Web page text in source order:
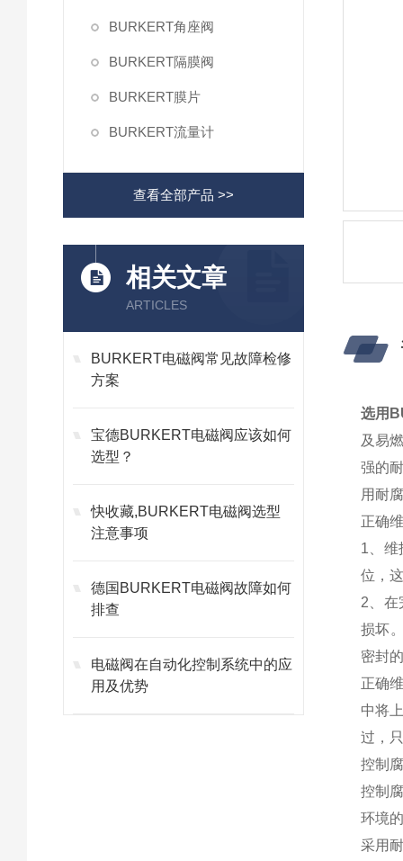
BURKERT角座阀
BURKERT隔膜阀
BURKERT膜片
BURKERT流量计
查看全部产品 >>
相关文章
ARTICLES
BURKERT电磁阀常见故障检修
方案
宝德BURKERT电磁阀应该如何
选型？
快收藏,BURKERT电磁阀选型
注意事项
德国BURKERT电磁阀故障如何
排查
电磁阀在自动化控制系统中的应
用及优势
选用
及易
强的
用耐
正确
1、维
位，
2、在
损坏
密封
正确
中将
过，
控制
控制
环境
采用